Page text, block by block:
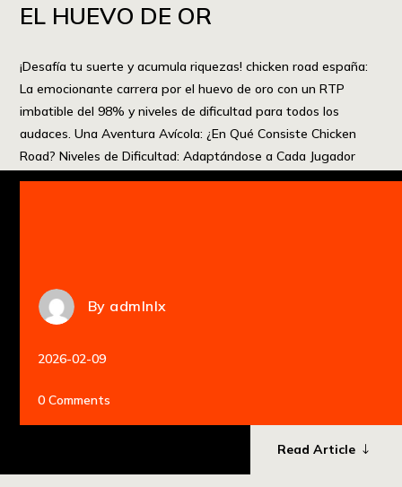
EL HUEVO DE OR
¡Desafía tu suerte y acumula riquezas! chicken road españa:
La emocionante carrera por el huevo de oro con un RTP
imbatible del 98% y niveles de dificultad para todos los
audaces. Una Aventura Avícola: ¿En Qué Consiste Chicken
Road? Niveles de Dificultad: Adaptándose a Cada Jugador
Estrategias Ganadoras: Consejos para Triunfar La Tabla de
By admlnlx
2026-02-09
0 Comments
Read Article